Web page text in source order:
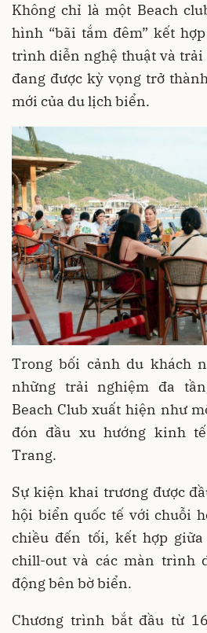
Không chỉ là một Beach
hình “bãi tắm đêm” kết
trình diễn nghệ thuật và
đang được kỳ vọng trở
mới của du lịch biển.
Trong bối cảnh du khách
những trải nghiệm đa
Beach Club xuất hiện như
đón đầu xu hướng kinh
Trang.
Sự kiện khai trương được
hội biển quốc tế với chuỗi
chiều đến tối, kết hợp
chill-out và các màn trình
động bên bờ biển.
Chương trình bắt đầu từ